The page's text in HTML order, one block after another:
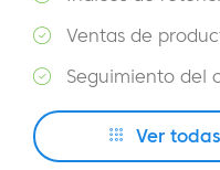
Ventas de
Seguimiento del
Ver